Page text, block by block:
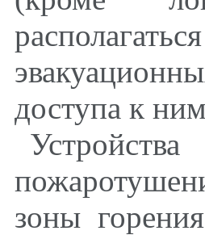
доступа к
зоны